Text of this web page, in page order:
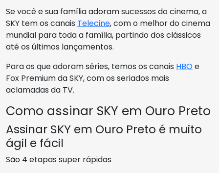
Se você e sua família adoram sucessos do cinema, a
SKY tem os canais Telecine, com o melhor do cinema
mundial para toda a família, partindo dos clássicos
até os últimos lançamentos.
Para os que adoram séries, temos os canais HBOe
Fox Premium da SKY, com os seriados mais
aclamadas da TV.
Como assinar SKY em Ouro Preto
Assinar SKY em Ouro Preto é muito
ágil e fácil
São 4 etapas super rápidas